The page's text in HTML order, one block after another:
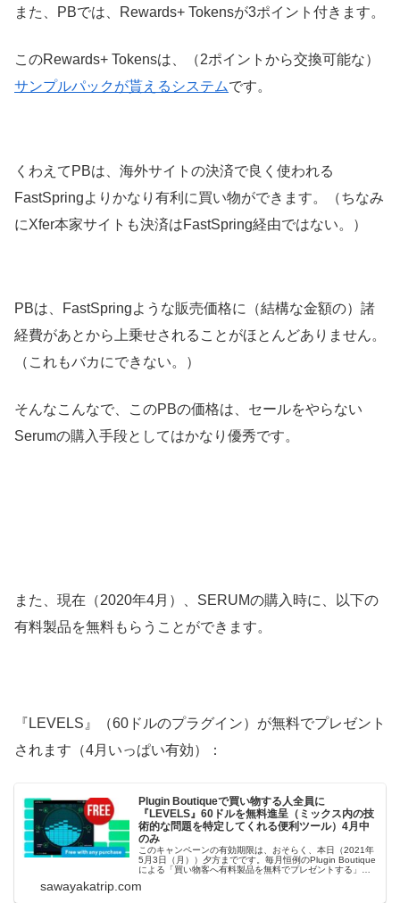
また、PBでは、Rewards+ Tokensが3ポイント付きます。
このRewards+ Tokensは、（2ポイントから交換可能な）
サンプルパックが貰えるシステムです。
くわえてPBは、海外サイトの決済で良く使われる
FastSpringよりかなり有利に買い物ができます。（ちなみ
にXfer本家サイトも決済はFastSpring経由ではない。）
PBは、FastSpringような販売価格に（結構な金額の）諸
経費があとから上乗せされることがほとんどありません。
（これもバカにできない。）
そんなこんなで、このPBの価格は、セールをやらない
Serumの購入手段としてはかなり優秀です。
また、現在（2020年4月）、SERUMの購入時に、以下の
有料製品を無料もらうことができます。
『LEVELS』（60ドルのプラグイン）が無料でプレゼント
されます（4月いっぱい有効）：
Plugin Boutiqueで買い物する人全員に
『LEVELS』60ドルを無料進呈（ミックス内の技
術的な問題を特定してくれる便利ツール）4月中
のみ
このキャンペーンの有効期限は、おそらく、本日（2021年
5月3日（月））夕方までです。毎月恒例のPlugin Boutique
による「買い物客へ有料製品を無料でプレゼントする」企
『LEVELS』 が無料でもらえます。LE...
sawayakatrip.com